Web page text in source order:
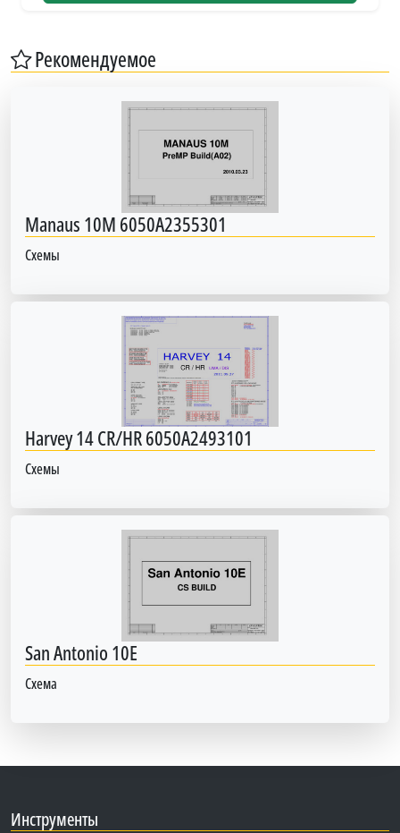
Рекомендуемое
Manaus 10M 6050A2355301
Схемы
Harvey 14 CR/HR 6050A2493101
Схемы
San Antonio 10E
Схема
Инструменты